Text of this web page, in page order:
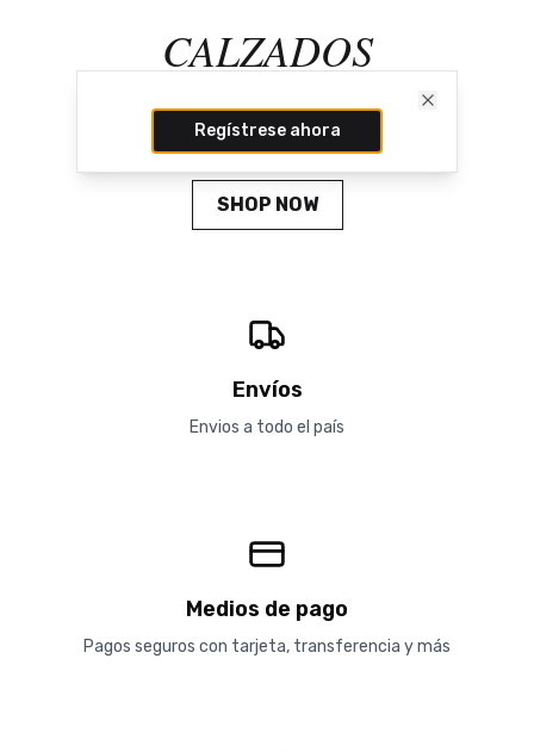
CALZADOS
Fall Winter 26
SHOP NOW
Envíos
Envios a todo el país
Medios de pago
Pagos seguros con tarjeta, transferencia y más
Regístrese ahora